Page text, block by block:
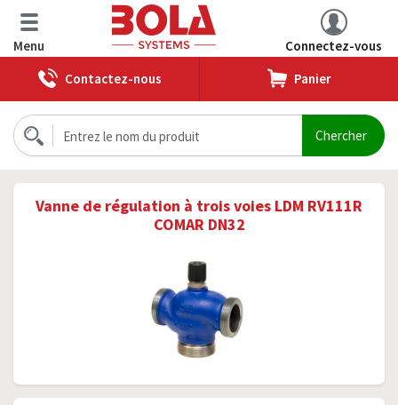
Menu
Connectez-vous
Contactez-nous
Panier
Vanne de régulation à trois voies LDM RV111R
COMAR DN32